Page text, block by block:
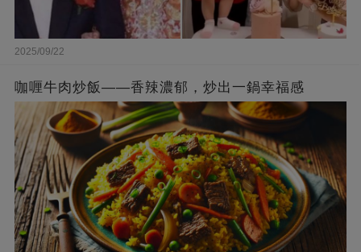
2025/09/22
咖喱牛肉炒飯——香辣濃郁，炒出一鍋幸福感